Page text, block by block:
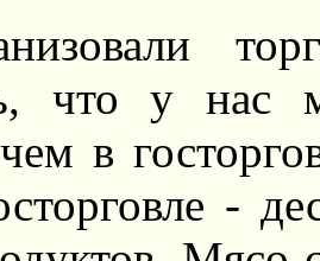
что у нас
в
-